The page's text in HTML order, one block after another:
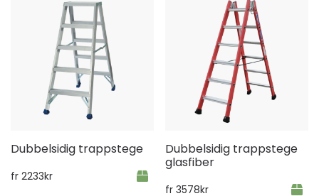
Dubbelsidig trappstege
fr 2233kr
Dubbelsidig trappstege
glasfiber
fr3578kr